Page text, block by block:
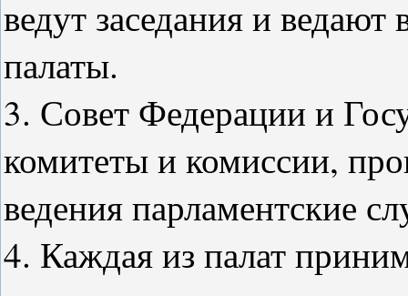
ведут заседания и
палаты.
3. Совет Федерации и
комитеты и комиссии,
ведения парламентские
4. Каждая из палат